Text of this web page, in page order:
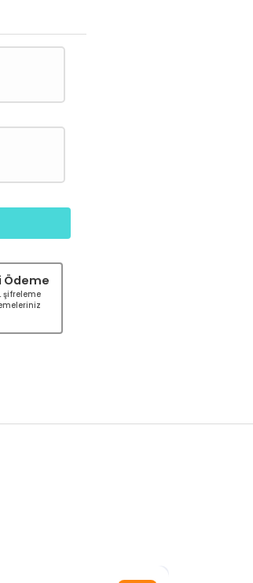
Ödeme
şifreleme